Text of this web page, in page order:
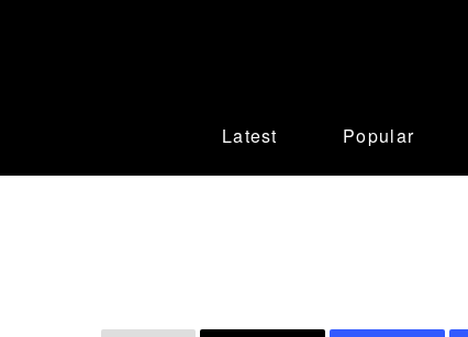
Latest Popular